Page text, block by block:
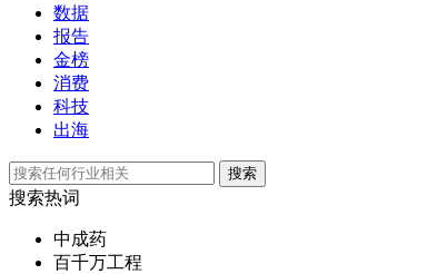
数据
报告
金榜
消费
科技
出海
搜索
搜索热词
中成药
百千万工程